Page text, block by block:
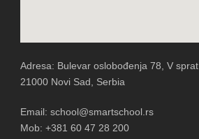
Adresa: Bulevar oslobođenja 78, V sprat
21000 Novi Sad, Serbia
Email: school@smartschool.rs
Mob: +381 60 47 28 200